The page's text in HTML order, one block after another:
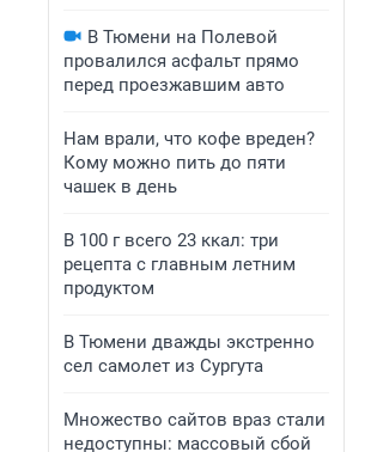
В Тюмени на Полевой
провалился асфальт прямо
перед проезжавшим авто
Нам врали, что кофе вреден?
Кому можно пить до пяти
чашек в день
В 100 г всего 23 ккал: три
рецепта с главным летним
продуктом
В Тюмени дважды экстренно
сел самолет из Сургута
Множество сайтов враз стали
недоступны: массовый сбой